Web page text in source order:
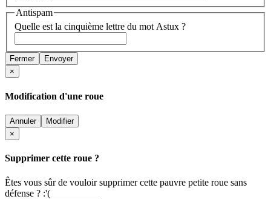
Antispam
Quelle est la cinquième lettre du mot Astux ?
Fermer
Envoyer
×
Modification d'une roue
Annuler
Modifier
×
Supprimer cette roue ?
Êtes vous sûr de vouloir supprimer cette pauvre petite roue sans
défense ? :'(